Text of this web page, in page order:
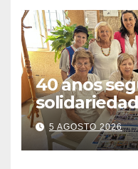
40 anos
este venres
Festival do
5 AGOSTO 2026